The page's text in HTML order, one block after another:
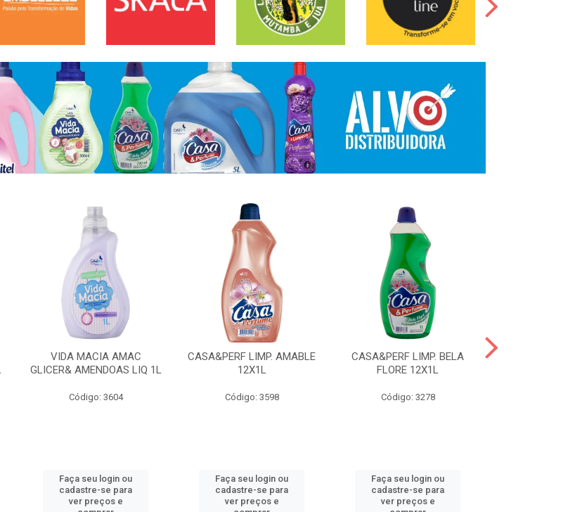
VIDA MACIA AMAC
GLICER& AMENDOAS LIQ 1L
Código: 3604
Faça seu login ou
cadastre-se para
ver preços e
CASA&PERF LIMP. AMABLE
12X1L
Código: 3598
Faça seu login ou
cadastre-se para
ver preços e
CASA&PERF LIMP. BELA
FLORE 12X1L
Código: 3278
Faça seu login ou
cadastre-se para
ver preços e